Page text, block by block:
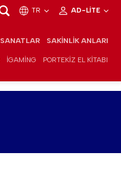
TR AD-LITE
SANATLAR SAKINLIK ANLARI
IGAMING PORTEKIZ EL KITABI